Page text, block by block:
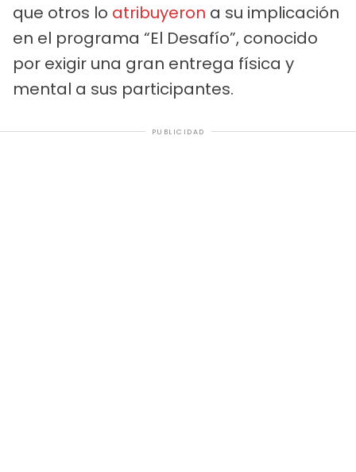
que otros lo atribuyeron a su implicación
en el programa “El Desafío”, conocido
por exigir una gran entrega física y
mental a sus participantes.
PUBLICIDAD